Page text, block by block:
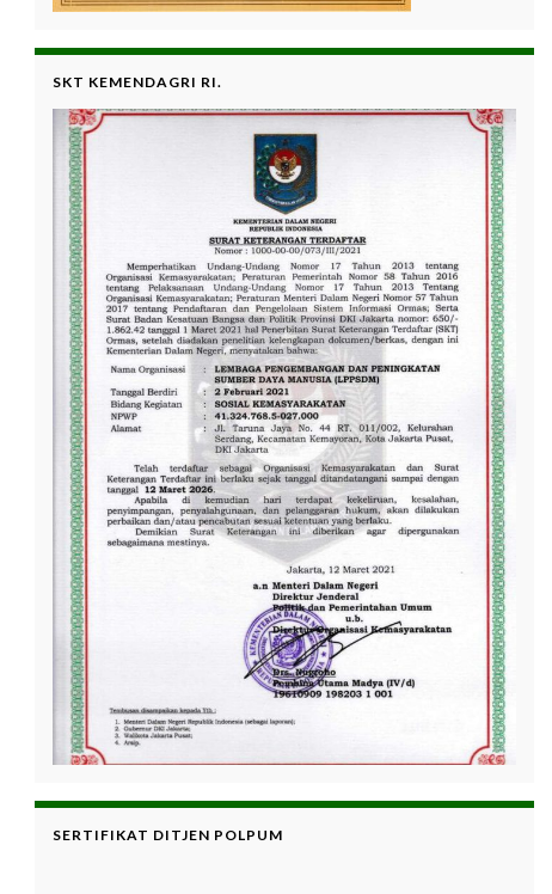
SKT KEMENDAGRI RI.
SERTIFIKAT DITJEN POLPUM